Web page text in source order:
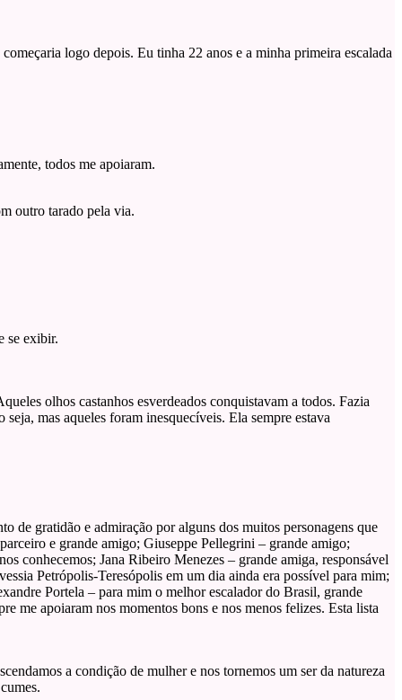
logo depois. Eu tinha 22 anos e a minha primeira escalada
todos me apoiaram.
outro tarado pela via.
se exibir.
olhos castanhos esverdeados conquistavam a todos. Fazia
mas aqueles foram inesquecíveis. Ela sempre estava
de gratidão e admiração por alguns dos muitos personagens que
e grande amigo; Giuseppe Pellegrini – grande amigo;
conhecemos; Jana Ribeiro Menezes – grande amiga, responsável
Petrópolis-Teresópolis em um dia ainda era possível para mim;
Portela – para mim o melhor escalador do Brasil, grande
me apoiaram nos momentos bons e nos menos felizes. Esta lista
a condição de mulher e nos tornemos um ser da natureza